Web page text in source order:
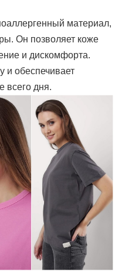
материал,
Он позволяет коже
и дискомфорта.
и обеспечивает
всего дня.